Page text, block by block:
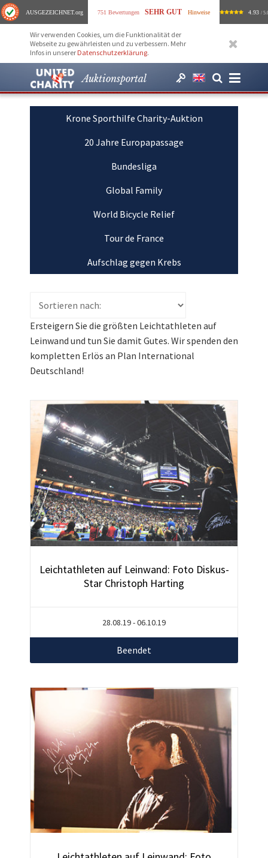
AUSGEZEICHNET.org 751 Bewertungen SEHR GUT Hinweise 4.93 /
Wir verwenden Cookies, um die Funktionalität der
Webseite zu gewährleisten und zu verbessern. Mehr
Infos in unserer Datenschutzerklärung.
Auktionsportal
Krone Sporthilfe Charity-Auktion
20 Jahre Europapassage
Bundesliga
Global Family
World Bicycle Relief
Tour de France
Aufschlag gegen Krebs
Ersteigern Sie die größten Leichtathleten auf
Leinwand und tun Sie damit Gutes. Wir spenden den
kompletten Erlös an Plan International
Deutschland!
Leichtathleten auf Leinwand: Foto Diskus-
Star Christoph Harting
28.08.19 - 06.10.19
Beendet